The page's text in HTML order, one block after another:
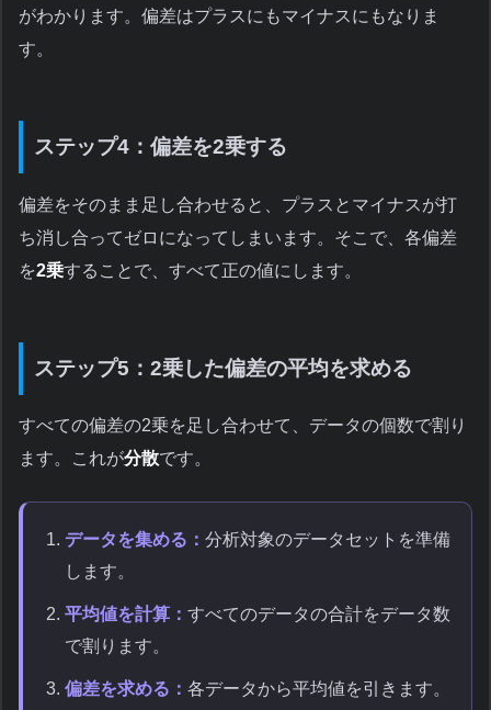
がわかります。偏差はプラスにもマイナスにもなりま
す。
ステップ4：偏差を2乗する
偏差をそのまま足し合わせると、プラスとマイナスが打
ち消し合ってゼロになってしまいます。そこで、各偏差
を2乗することで、すべて正の値にします。
ステップ5：2乗した偏差の平均を求める
すべての偏差の2乗を足し合わせて、データの個数で割り
ます。これが分散です。
データを集める： 分析対象のデータセットを準備
します。
平均値を計算： すべてのデータの合計をデータ数
で割ります。
偏差を求める： 各データから平均値を引きます。